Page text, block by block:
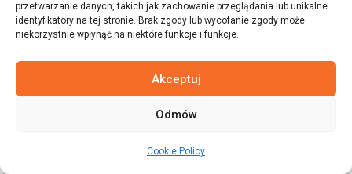
przetwarzanie danych, takich jak zachowanie przeglądania lub unikalne
identyfikatory na tej stronie. Brak zgody lub wycofanie zgody może
niekorzystnie wpłynąć na niektóre funkcje i funkcje.
Akceptuj
Odmów
Cookie Policy